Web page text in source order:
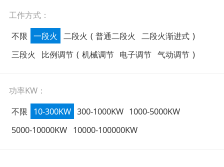
工作方式：
不限 一段火 二段火 ( 普通二段火 二段火渐进式 )
三段火
比例调节 ( 机械调节 电子调节 气动调节 )
功率KW：
不限
10-300KW 300-1000KW 1000-5000KW
5000-10000KW 10000-100000KW